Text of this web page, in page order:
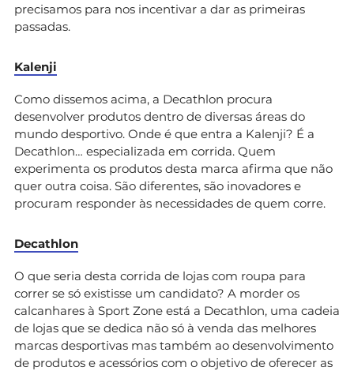
precisamos para nos incentivar a dar as primeiras
passadas.
Kalenji
Como dissemos acima, a Decathlon procura
desenvolver produtos dentro de diversas áreas do
mundo desportivo. Onde é que entra a Kalenji? É a
Decathlon… especializada em corrida. Quem
experimenta os produtos desta marca afirma que não
quer outra coisa. São diferentes, são inovadores e
procuram responder às necessidades de quem corre.
Decathlon
O que seria desta corrida de lojas com roupa para
correr se só existisse um candidato? A morder os
calcanhares à Sport Zone está a Decathlon, uma cadeia
de lojas que se dedica não só à venda das melhores
marcas desportivas mas também ao desenvolvimento
de produtos e acessórios com o objetivo de oferecer as